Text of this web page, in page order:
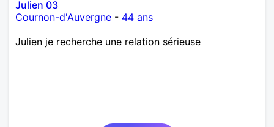
Julien 03
Cournon-d'Auvergne - 44 ans
Julien je recherche une relation sérieuse